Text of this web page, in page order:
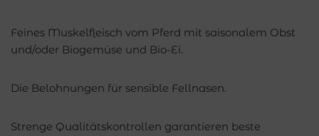
Feines Muskelfleisch vom Pferd mit saisonalem Obst
und/oder Biogemüse und Bio-Ei.
Die Belohnungen für sensible Fellnasen.
Strenge Qualitätskontrollen garantieren beste